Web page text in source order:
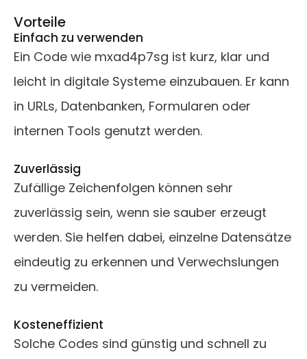
Vorteile
Einfach zu verwenden
Ein Code wie mxad4p7sg ist kurz, klar und
leicht in digitale Systeme einzubauen. Er kann
in URLs, Datenbanken, Formularen oder
internen Tools genutzt werden.
Zuverlässig
Zufällige Zeichenfolgen können sehr
zuverlässig sein, wenn sie sauber erzeugt
werden. Sie helfen dabei, einzelne Datensätze
eindeutig zu erkennen und Verwechslungen
zu vermeiden.
Kosteneffizient
Solche Codes sind günstig und schnell zu